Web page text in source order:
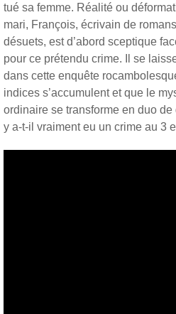
tué sa femme. Réalité ou
mari, François, écrivain de
désuets, est d’abord sceptique
pour ce prétendu crime. Il se
dans cette enquête
indices s’accumulent et que le
ordinaire se transforme en duo
y a-t-il vraiment eu un crime au 3